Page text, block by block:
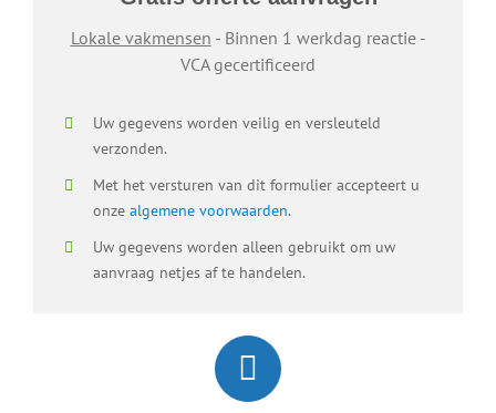
Lokale vakmensen - Binnen 1 werkdag reactie -
VCA gecertificeerd
Uw gegevens worden veilig en versleuteld
verzonden.
Met het versturen van dit formulier accepteert u
onze algemene voorwaarden.
Uw gegevens worden alleen gebruikt om uw
aanvraag netjes af te handelen.